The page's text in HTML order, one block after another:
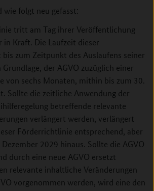
wie folgt neu gefasst:
tritt am Tag ihrer Veröffentlichung
in Kraft. Die Laufzeit dieser
zum Zeitpunkt des Auslaufens seiner
der AGVO zuzüglich einer
von sechs Monaten, mithin bis zum 30.
Sollte die zeitliche Anwendung der
betreffende relevante
verlängert werden, verlängert
Förderrichtlinie entsprechend, aber
2029 hinaus. Sollte die AGVO
durch eine neue AGVO ersetzt
relevante inhaltliche Veränderungen
vorgenommen werden, wird eine den